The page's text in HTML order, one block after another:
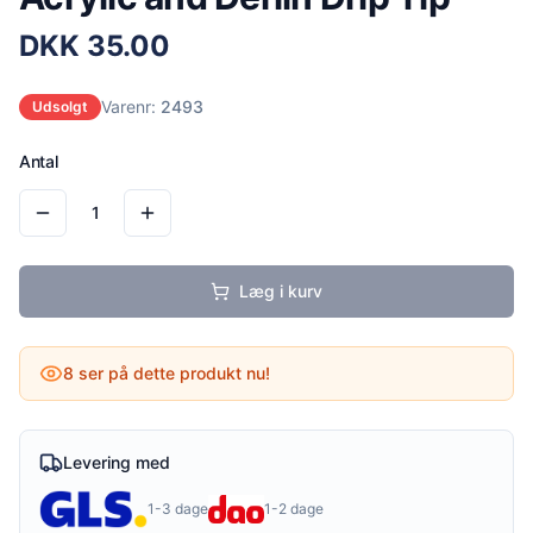
DKK 35.00
Udsolgt Varenr: 2493
Antal
1
Læg i kurv
8 ser på dette produkt nu!
Levering med
1-3 dage 1-2 dage